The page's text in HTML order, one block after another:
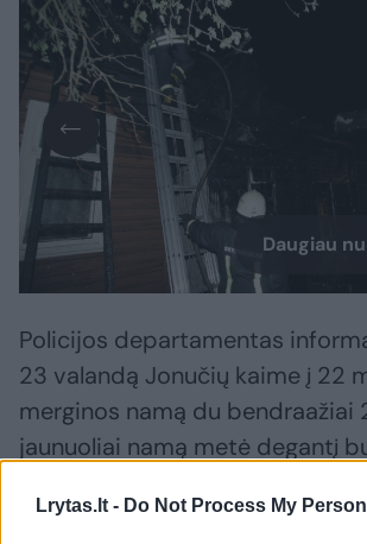
Lrytas.lt - Do Not Process My
Daugiau
Policijos departamentas
23 valandą Jonučių kaime į 22
merginos namą du bendraažiai
jaunuoliai namą metė degantį